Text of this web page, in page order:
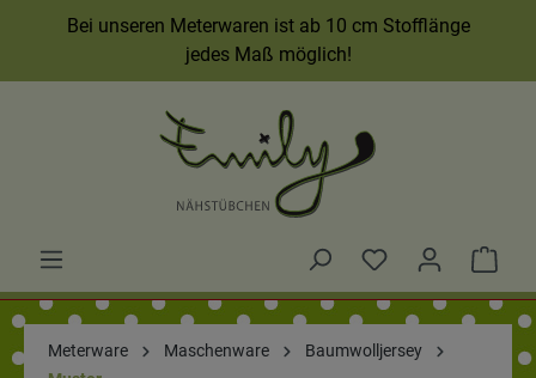
Bei unseren Meterwaren ist ab 10 cm Stofflänge
jedes Maß möglich!
Meterware Maschenware
Baumwolljersey